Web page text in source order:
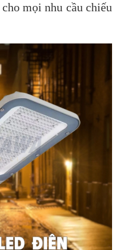
mọi nhu cầu chiếu